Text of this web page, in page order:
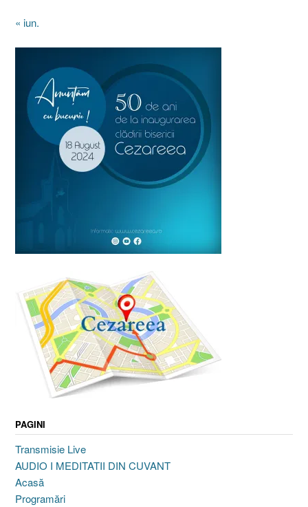
« iun.
PAGINI
Transmisie Live
AUDIO I MEDITATII DIN CUVANT
Acasă
Programări